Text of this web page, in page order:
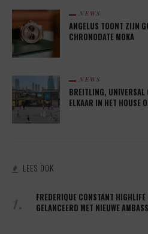
NEWS
ANGELUS TOONT ZIJN
CHRONODATE MOKA
NEWS
BREITLING, UNIVERSAL
ELKAAR IN HET HOUSE
LEES OOK
1.
FREDERIQUE CONSTANT
GELANCEERD MET NIEUWE